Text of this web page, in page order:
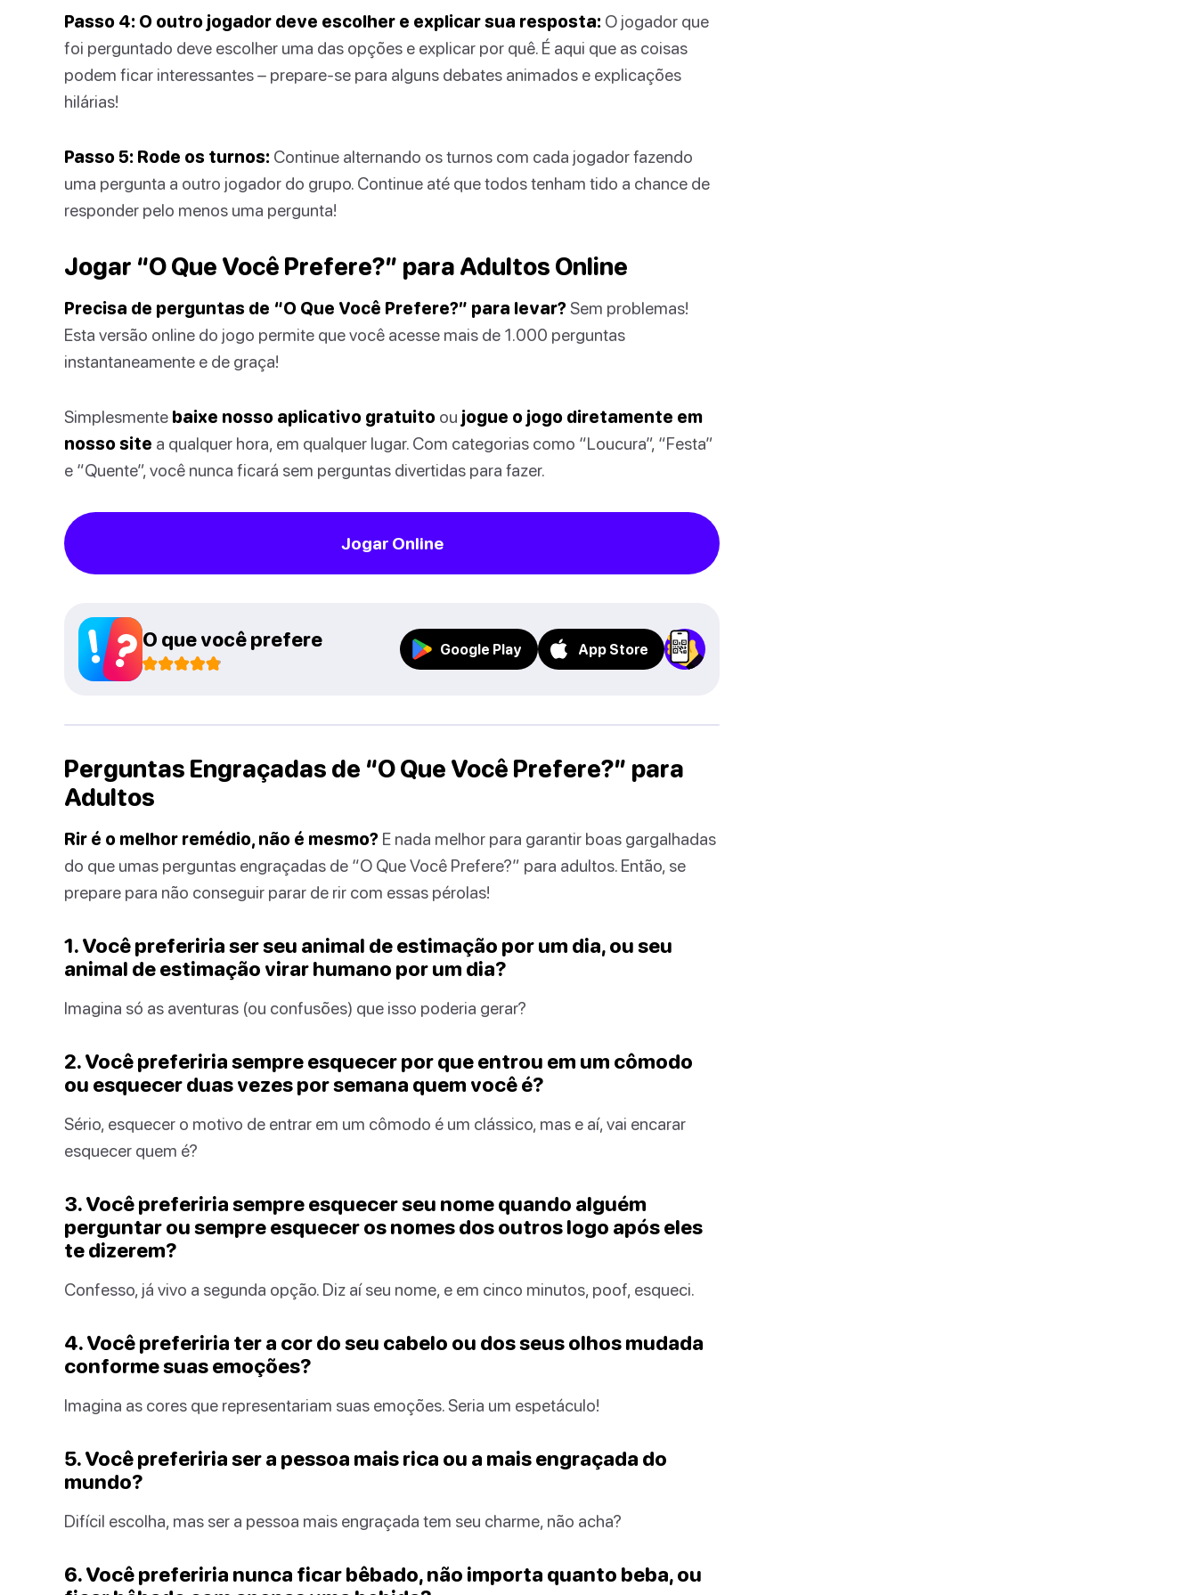
Passo 4: O outro jogador deve escolher e explicar sua resposta: O jogador que
foi perguntado deve escolher uma das opções e explicar por quê. É aqui que as coisas
podem ficar interessantes – prepare-se para alguns debates animados e explicações
hilárias!
Passo 5: Rode os turnos: Continue alternando os turnos com cada jogador fazendo
uma pergunta a outro jogador do grupo. Continue até que todos tenham tido a chance de
responder pelo menos uma pergunta!
Jogar “O Que Você Prefere?” para Adultos Online
Precisa de perguntas de “O Que Você Prefere?” para levar? Sem problemas!
Esta versão online do jogo permite que você acesse mais de 1.000 perguntas
instantaneamente e de graça!
Simplesmente baixe nosso aplicativo gratuito ou jogue o jogo diretamente em
nosso site a qualquer hora, em qualquer lugar. Com categorias como “Loucura”, “Festa”
e “Quente”, você nunca ficará sem perguntas divertidas para fazer.
Jogar Online
O que você prefere Google Play App Store
Perguntas Engraçadas de “O Que Você Prefere?” para
Adultos
Rir é o melhor remédio, não é mesmo? E nada melhor para garantir boas gargalhadas
do que umas perguntas engraçadas de “O Que Você Prefere?” para adultos. Então, se
prepare para não conseguir parar de rir com essas pérolas!
1. Você preferiria ser seu animal de estimação por um dia, ou seu
animal de estimação virar humano por um dia?
Imagina só as aventuras (ou confusões) que isso poderia gerar?
2. Você preferiria sempre esquecer por que entrou em um cômodo
ou esquecer duas vezes por semana quem você é?
Sério, esquecer o motivo de entrar em um cômodo é um clássico, mas e aí, vai encarar
esquecer quem é?
3. Você preferiria sempre esquecer seu nome quando alguém
perguntar ou sempre esquecer os nomes dos outros logo após eles
te dizerem?
Confesso, já vivo a segunda opção. Diz aí seu nome, e em cinco minutos, poof, esqueci.
4. Você preferiria ter a cor do seu cabelo ou dos seus olhos mudada
conforme suas emoções?
Imagina as cores que representariam suas emoções. Seria um espetáculo!
5. Você preferiria ser a pessoa mais rica ou a mais engraçada do
mundo?
Difícil escolha, mas ser a pessoa mais engraçada tem seu charme, não acha?
6. Você preferiria nunca ficar bêbado, não importa quanto beba, ou